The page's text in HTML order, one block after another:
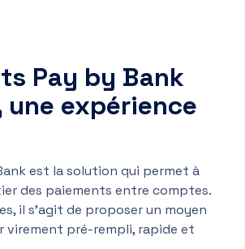
Pay by Bank
une expérience
est la solution qui permet à
des paiements entre comptes.
il s’agit de proposer un moyen
virement pré-rempli, rapide et